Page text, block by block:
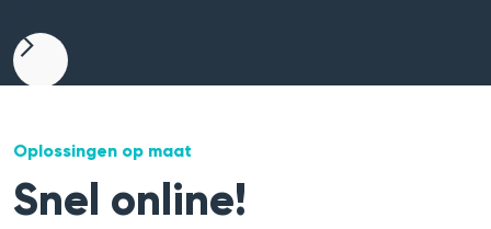
Oplossingen op maat
Snel online!